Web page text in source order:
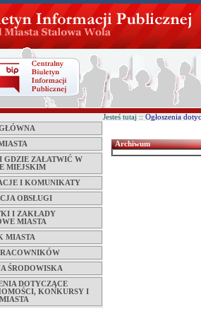
GDZIE ZAŁATWIĆ W
MIEJSKIM
I KOMUNIKATY
OBSŁUGI
I ZAKŁADY
MIASTA
MIASTA
ŚRODOWISKA
DOTYCZĄCE
KONKURSY I
Jesteś tutaj :: Ogłoszenia
Archiwum